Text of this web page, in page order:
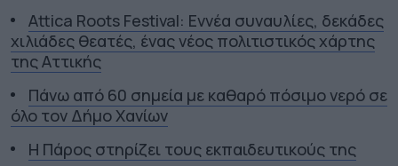
Attica Roots Festival: Εννέα συναυλίες, δεκάδες
χιλιάδες θεατές, ένας νέος πολιτιστικός χάρτης
της Αττικής
Πάνω από 60 σημεία με καθαρό πόσιμο νερό σε
όλο τον Δήμο Χανίων
Η Πάρος στηρίζει τους εκπαιδευτικούς της